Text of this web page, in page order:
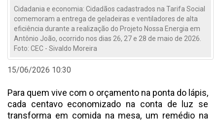
Cidadania e economia: Cidadãos cadastrados na Tarifa Social
comemoram a entrega de geladeiras e ventiladores de alta
eficiência durante a realização do Projeto Nossa Energia em
Antônio João, ocorrido nos dias 26, 27 e 28 de maio de 2026.
Foto: CEC - Sivaldo Moreira
15/06/2026 10:30
Para quem vive com o orçamento na ponta do lápis,
cada centavo economizado na conta de luz se
transforma em comida na mesa, um remédio na